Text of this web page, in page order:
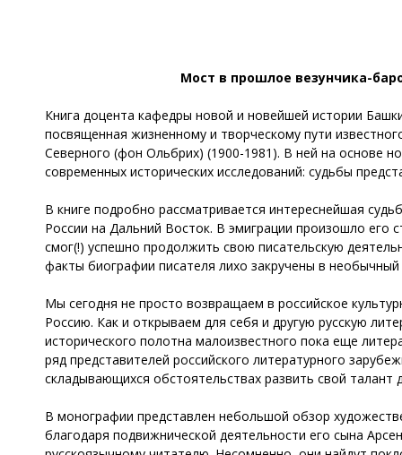
Мост в прошлое везунчика-
Книга доцента кафедры новой и новейшей истории
посвященная жизненному и творческому пути
Северного (фон Ольбрих) (1900-1981). В ней на основе
современных исторических исследований: судьбы
В книге подробно рассматривается интереснейшая
России на Дальний Восток. В эмиграции произошло его
смог(!) успешно продолжить свою писательскую
факты биографии писателя лихо закручены в
Мы сегодня не просто возвращаем в российское
Россию. Как и открываем для себя и другую русскую
исторического полотна малоизвестного пока еще
ряд представителей российского литературного
складывающихся обстоятельствах развить свой талант
В монографии представлен небольшой обзор
благодаря подвижнической деятельности его сына